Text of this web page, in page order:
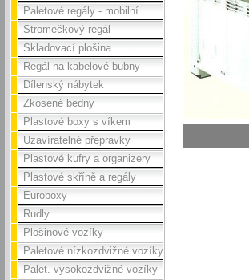
Paletové regály - mobilní
Stromečkový regál
Skladovací plošina
Regál na kabelové bubny
Dílenský nábytek
Zkosené bedny
Plastové boxy s víkem
Uzavíratelné přepravky
Plastové kufry a organizery
Plastové skříně a regály
Euroboxy
Rudly
Plošinové vozíky
Paletové nízkozdvižné vozíky
Palet. vysokozdvižné vozíky